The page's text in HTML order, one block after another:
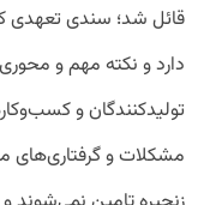
قائل شد؛ سندی تعهدی که
دارد و نکته‌ مهم و
تولیدکنندگان و
مشکلات و